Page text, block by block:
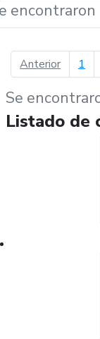
Anteriorpágina
1
Se
Listado de